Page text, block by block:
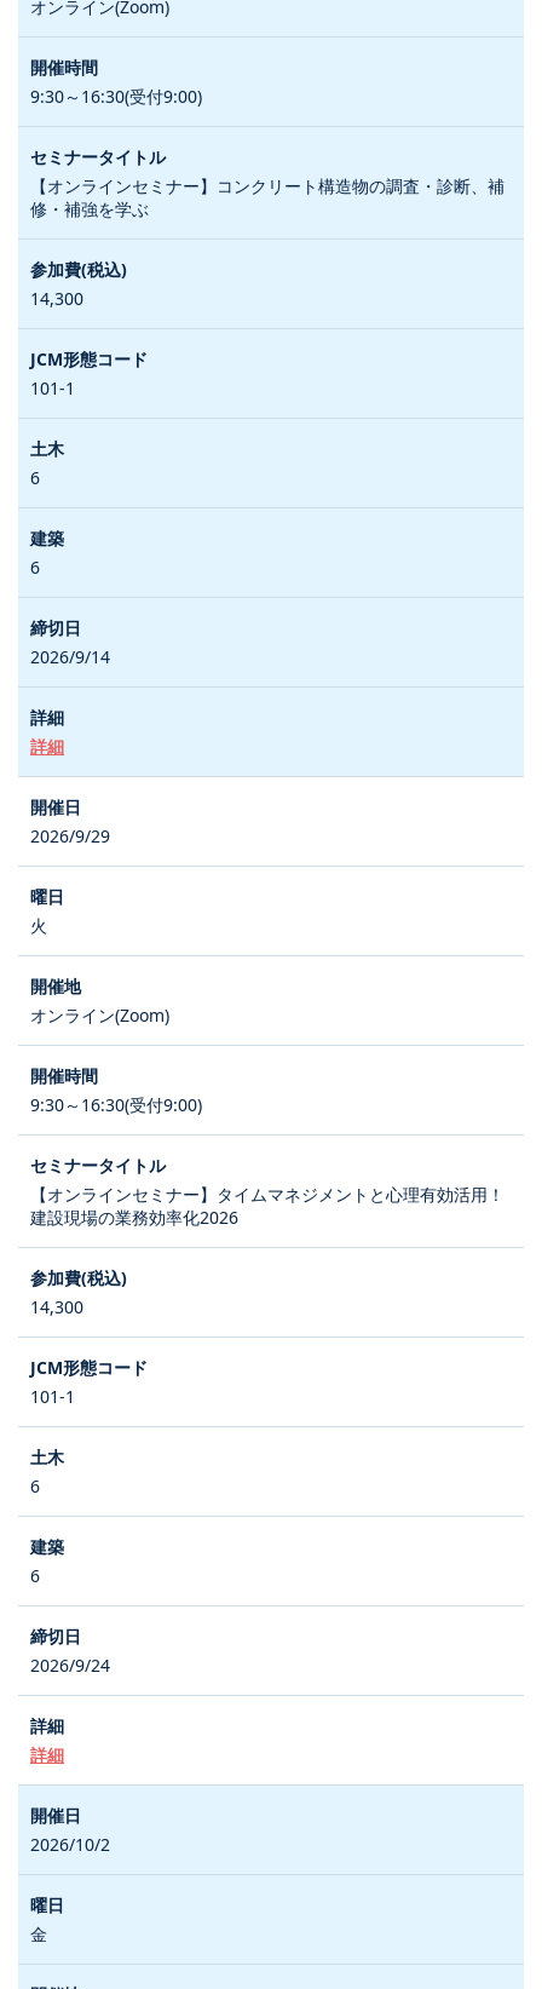
オンライン(Zoom)
9:30～16:30(受付9:00)
【オンラインセミナー】コンクリート構造物の調査・診断、補
修・補強を学ぶ
14,300
101-1
6
6
2026/9/14
詳細
2026/9/29
火
オンライン(Zoom)
9:30～16:30(受付9:00)
【オンラインセミナー】タイムマネジメントと心理有効活用！
建設現場の業務効率化2026
14,300
101-1
6
6
2026/9/24
詳細
2026/10/2
金